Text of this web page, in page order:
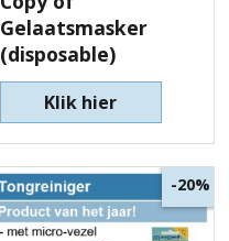
Gelaatsmasker
(disposable)
Klik hier
-20%